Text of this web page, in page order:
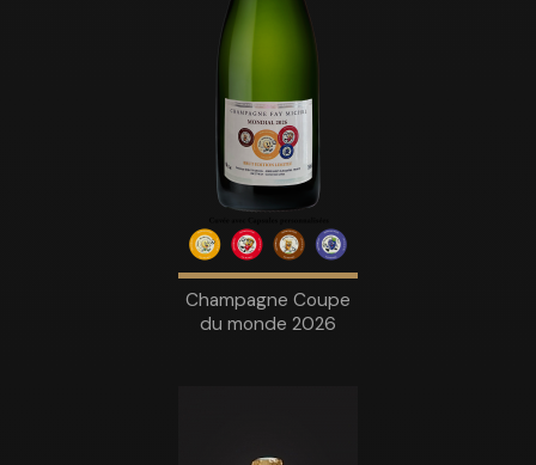
Champagne Coupe
du monde 2026